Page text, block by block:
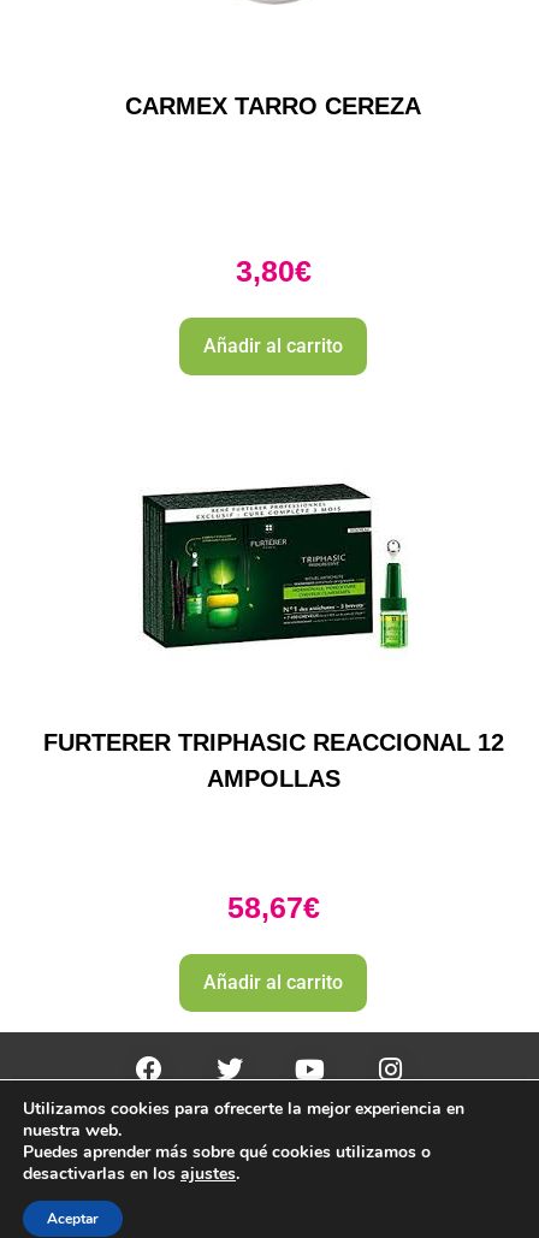
CARMEX TARRO CEREZA
3,80€
Añadir al carrito
FURTERER TRIPHASIC REACCIONAL 12
AMPOLLAS
58,67€
Añadir al carrito
PharmaZone © 2022 | |Politica envio y devoluciones.
Utilizamos cookies para ofrecerte la mejor experiencia en
nuestra web.
Puedes aprender más sobre qué cookies utilizamos o
desactivarlas en los ajustes.
Aceptar